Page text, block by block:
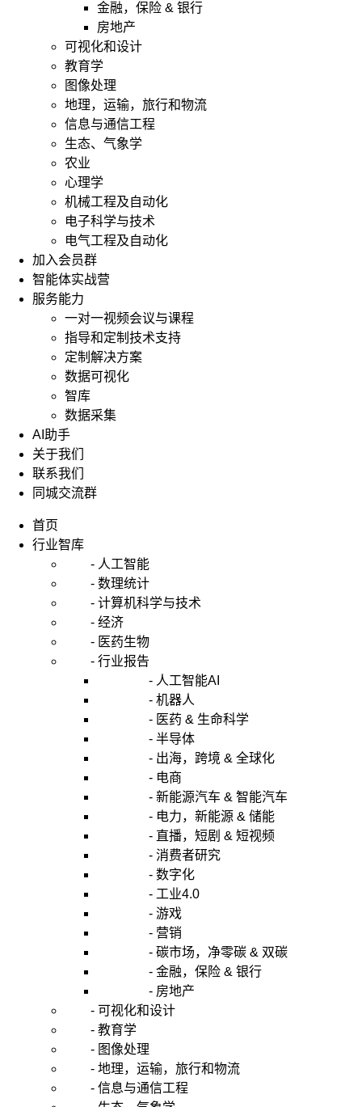
金融，保险 & 银行
房地产
可视化和设计
教育学
图像处理
地理，运输，旅行和物流
信息与通信工程
生态、气象学
农业
心理学
机械工程及自动化
电子科学与技术
电气工程及自动化
加入会员群
智能体实战营
服务能力
一对一视频会议与课程
指导和定制技术支持
定制解决方案
数据可视化
智库
数据采集
AI助手
关于我们
联系我们
同城交流群
首页
行业智库
- 人工智能
- 数理统计
- 计算机科学与技术
- 经济
- 医药生物
- 行业报告
- 人工智能AI
- 机器人
- 医药 & 生命科学
- 半导体
- 出海，跨境 & 全球化
- 电商
- 新能源汽车 & 智能汽车
- 电力，新能源 & 储能
- 直播，短剧 & 短视频
- 消费者研究
- 数字化
- 工业4.0
- 游戏
- 营销
- 碳市场，净零碳 & 双碳
- 金融，保险 & 银行
- 房地产
- 可视化和设计
- 教育学
- 图像处理
- 地理，运输，旅行和物流
- 信息与通信工程